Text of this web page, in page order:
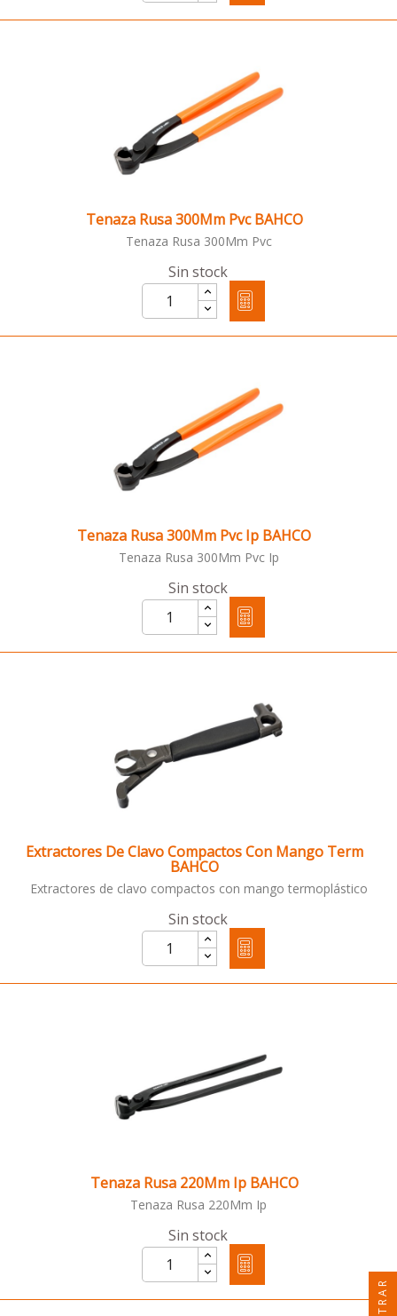
Tenaza Rusa 300Mm Pvc BAHCO
Tenaza Rusa 300Mm Pvc
Sin stock
Tenaza Rusa 300Mm Pvc Ip BAHCO
Tenaza Rusa 300Mm Pvc Ip
Sin stock
Extractores De Clavo Compactos Con Mango Term
BAHCO
Extractores de clavo compactos con mango termoplástico
Sin stock
Tenaza Rusa 220Mm Ip BAHCO
Tenaza Rusa 220Mm Ip
Sin stock